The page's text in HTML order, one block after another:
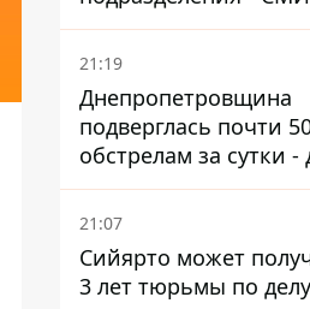
21:19
Днепропетровщина
подверглась почти
обстрелам за сутки -
погибших, шесть
пострадавших
21:07
Сийярто может
3 лет тюрьмы по